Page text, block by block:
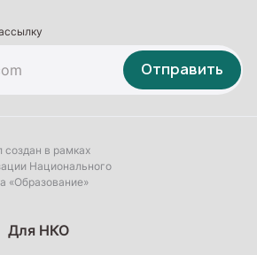
Отправить
создан в рамках
Национального
«Образование»
Для НКО